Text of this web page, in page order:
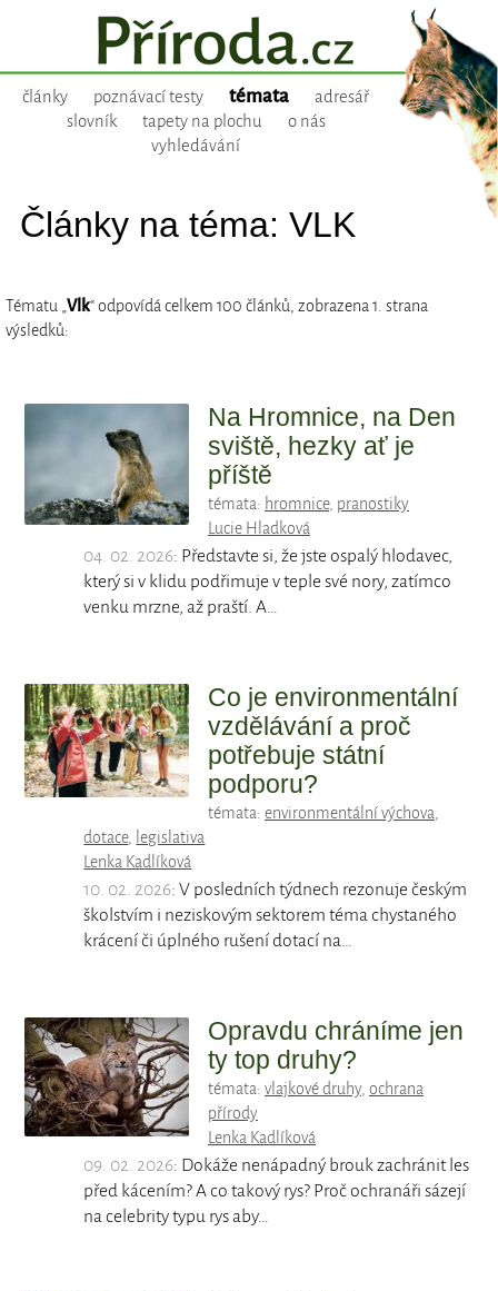
články poznávací testy témata
adresář
slovník
tapety na plochu
o nás
vyhledávání
Články na téma: VLK
Tématu „Vlk“ odpovídá celkem 100 článků, zobrazena 1. strana
výsledků:
Na Hromnice, na Den
sviště, hezky ať je
příště
témata: hromnice, pranostiky
Lucie Hladková
04. 02. 2026: Představte si, že jste ospalý hlodavec,
který si v klidu podřimuje v teple své nory, zatímco
venku mrzne, až praští. A…
Co je environmentální
vzdělávání a proč
potřebuje státní
podporu?
témata: environmentální výchova,
dotace, legislativa
Lenka Kadlíková
10. 02. 2026: V posledních týdnech rezonuje českým
školstvím i neziskovým sektorem téma chystaného
krácení či úplného rušení dotací na…
Opravdu chráníme jen
ty top druhy?
témata: vlajkové druhy, ochrana
přírody
Lenka Kadlíková
09. 02. 2026: Dokáže nenápadný brouk zachránit les
před kácením? A co takový rys? Proč ochranáři sázejí
na celebrity typu rys aby…